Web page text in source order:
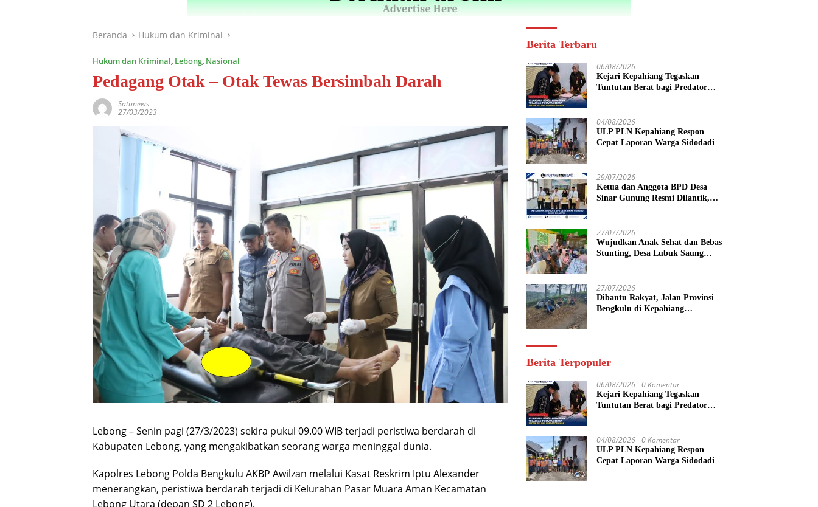
Beranda Hukum dan Kriminal
Hukum dan Kriminal, Lebong, Nasional
Pedagang Otak – Otak Tewas Bersimbah Darah
Satunews
27/03/2023
Lebong – Senin pagi (27/3/2023) sekira pukul 09.00 WIB terjadi peristiwa berdarah di
Kabupaten Lebong, yang mengakibatkan seorang warga meninggal dunia.
Kapolres Lebong Polda Bengkulu AKBP Awilzan melalui Kasat Reskrim Iptu Alexander
menerangkan, peristiwa berdarah terjadi di Kelurahan Pasar Muara Aman Kecamatan
Lebong Utara (depan SD 2 Lebong).
Berita Terbaru
06/08/2026
Kejari Kepahiang Tegaskan
Tuntutan Berat bagi Predator
Vonis Hakim 18 Tahun Penjara
04/08/2026
ULP PLN Kepahiang Respon
Cepat Laporan Warga Sidodadi
29/07/2026
Ketua dan Anggota BPD Desa
Sinar Gunung Resmi Dilantik,
27/07/2026
Wujudkan Anak Sehat dan Bebas
Stunting, Desa Lubuk Saung
27/07/2026
Dibantu Rakyat, Jalan Provinsi
Bengkulu di Kepahiang
Berita Terpopuler
06/08/2026 0 Komentar
Kejari Kepahiang Tegaskan
Tuntutan Berat bagi Predator
Vonis Hakim 18 Tahun Penjara
04/08/2026 0 Komentar
ULP PLN Kepahiang Respon
Cepat Laporan Warga Sidodadi